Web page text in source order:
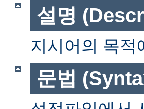
설명
지시어의 목적
문법